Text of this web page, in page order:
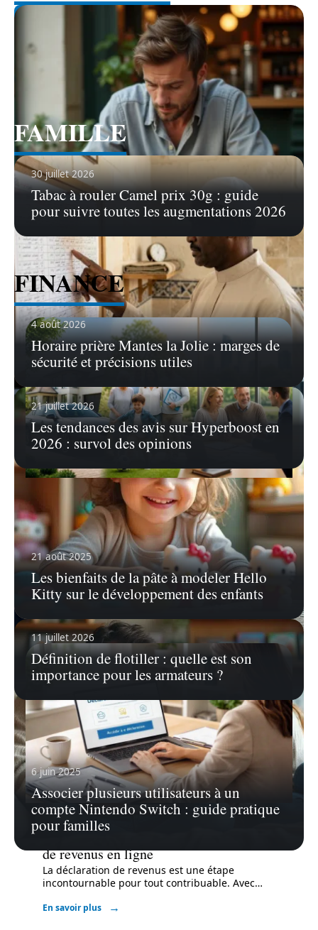
30 juillet 2026
Tabac à rouler Camel prix 30g : guide
pour suivre toutes les augmentations 2026
21 juillet 2026
Les tendances des avis sur Hyperboost en
2026 : survol des opinions
11 juillet 2026
Définition de flotiller : quelle est son
importance pour les armateurs ?
Voir tous les articles
FAMILLE
4 août 2026
Horaire prière Mantes la Jolie : marges de
sécurité et précisions utiles
21 août 2025
Les bienfaits de la pâte à modeler Hello
Kitty sur le développement des enfants
6 juin 2025
Associer plusieurs utilisateurs à un
compte Nintendo Switch : guide pratique
pour familles
Voir tous les articles
FINANCE
14 juillet 2026
Areas : assurance pour auto, maison,
santé, retraite, épargne et pros
L'univers de l'assurance est devenu
incontournable pour les particuliers et les
professionnels,…
En savoir plus
8 juin 2026
de revenus en ligne
La déclaration de revenus est une étape
incontournable pour tout contribuable. Avec…
En savoir plus